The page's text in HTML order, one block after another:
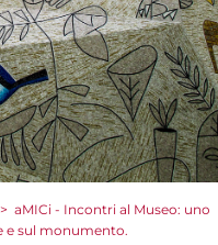
> aMICi - Incontri al Museo: uno
e sul monumento.